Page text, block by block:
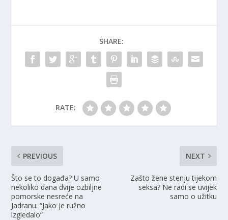
SHARE:
RATE:
PREVIOUS
Što se to događa? U samo
nekoliko dana dvije ozbiljne
pomorske nesreće na
Jadranu: “Jako je ružno
izgledalo”
NEXT
Zašto žene stenju tijekom
seksa? Ne radi se uvijek
samo o užitku